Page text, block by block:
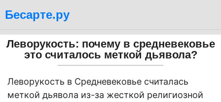
Бесарте.ру
Леворукость: почему в средневековье
это считалось меткой дьявола?
Леворукость в Средневековье считалась
меткой дьявола из-за жесткой религиозной